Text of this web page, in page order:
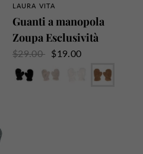
PANORAMICA RAPIDA
LAURA VITA
Guanti a manopola
Zoupa Esclusività
$29.00 $19.00